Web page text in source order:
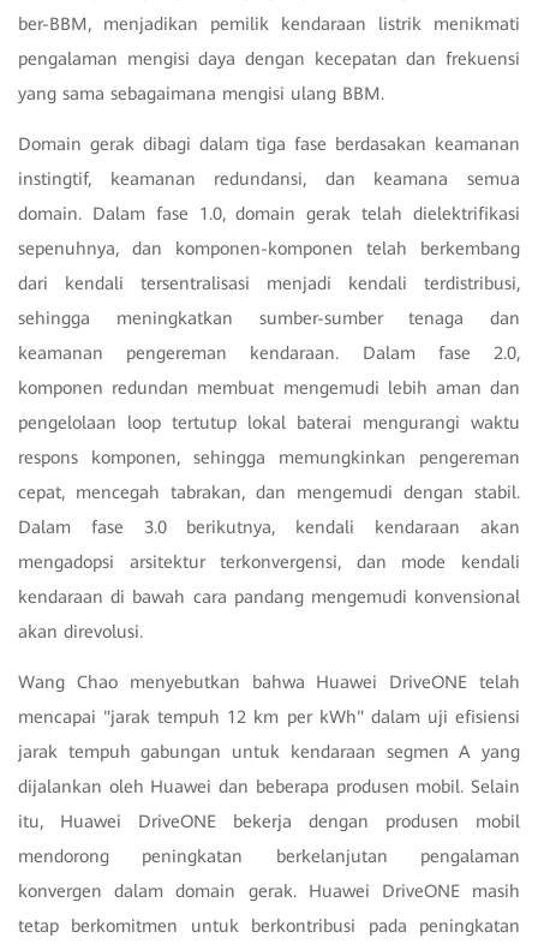
ber-BBM, menjadikan pemilik kendaraan listrik menikmati
pengalaman mengisi daya dengan kecepatan dan frekuensi
yang sama sebagaimana mengisi ulang BBM.
Domain gerak dibagi dalam tiga fase berdasakan keamanan
instingtif, keamanan redundansi, dan keamana semua
domain. Dalam fase 1.0, domain gerak telah dielektrifikasi
sepenuhnya, dan komponen-komponen telah berkembang
dari kendali tersentralisasi menjadi kendali terdistribusi,
sehingga meningkatkan sumber-sumber tenaga dan
keamanan pengereman kendaraan. Dalam fase 2.0,
komponen redundan membuat mengemudi lebih aman dan
pengelolaan loop tertutup lokal baterai mengurangi waktu
respons komponen, sehingga memungkinkan pengereman
cepat, mencegah tabrakan, dan mengemudi dengan stabil.
Dalam fase 3.0 berikutnya, kendali kendaraan akan
mengadopsi arsitektur terkonvergensi, dan mode kendali
kendaraan di bawah cara pandang mengemudi konvensional
akan direvolusi.
Wang Chao menyebutkan bahwa Huawei DriveONE telah
mencapai "jarak tempuh 12 km per kWh" dalam uji efisiensi
jarak tempuh gabungan untuk kendaraan segmen A yang
dijalankan oleh Huawei dan beberapa produsen mobil. Selain
itu, Huawei DriveONE bekerja dengan produsen mobil
mendorong peningkatan berkelanjutan pengalaman
konvergen dalam domain gerak. Huawei DriveONE masih
tetap berkomitmen untuk berkontribusi pada peningkatan